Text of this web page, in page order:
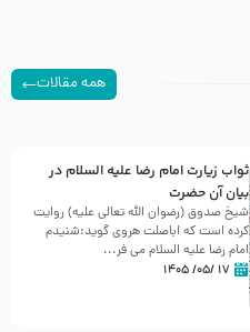
همه مقالات
ثواب زیارت امام رضا علیه السلام در
بیان آن حضرت
شیخ صدوق (رضوان الله تعالی علیه) روایت
کرده است که اباصلت هروی گوید:شنیدم
امام رضا علیه السلام می فر...
۱۷ /۰۵/ ۱۴۰۵